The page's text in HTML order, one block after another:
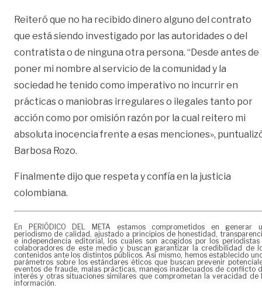
Reiteró que no ha recibido dinero alguno del contrato
que está siendo investigado por las autoridades o del
contratista o de ninguna otra persona. “Desde antes de
poner mi nombre al servicio de la comunidad y la
sociedad he tenido como imperativo no incurrir en
prácticas o maniobras irregulares o ilegales tanto por
acción como por omisión razón por la cual reitero mi
absoluta inocencia frente a esas menciones»,
Barbosa Rozo.
Finalmente dijo que respeta y confía en la justicia
colombiana.
En PERIÓDICO DEL META estamos comprometidos en generar
periodismo de calidad, ajustado a principios de honestidad,
e independencia editorial, los cuales son acogidos por los periodistas
colaboradores de este medio y buscan garantizar la credibilidad de
contenidos ante los distintos públicos. Así mismo, hemos establecido
parámetros sobre los estándares éticos que buscan prevenir
eventos de fraude, malas prácticas, manejos inadecuados de conflicto
interés y otras situaciones similares que comprometan la veracidad de
información.